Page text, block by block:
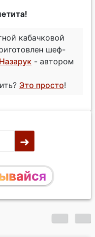
кабачковой
шеф-
- автором
Это просто!